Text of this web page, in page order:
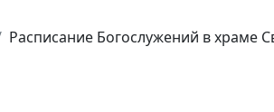
Расписание Богослужений в храме